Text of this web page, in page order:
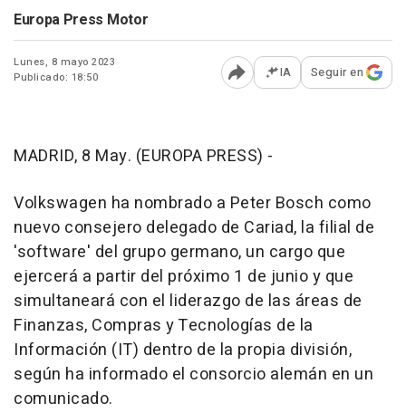
Europa Press Motor
Lunes, 8 mayo 2023
Publicado: 18:50
Abrir opciones para
IA Seguir en
MADRID, 8 May. (EUROPA PRESS) -
Volkswagen ha nombrado a Peter Bosch como
nuevo consejero delegado de Cariad, la filial de
'software' del grupo germano, un cargo que
ejercerá a partir del próximo 1 de junio y que
simultaneará con el liderazgo de las áreas de
Finanzas, Compras y Tecnologías de la
Información (IT) dentro de la propia división,
según ha informado el consorcio alemán en un
comunicado.